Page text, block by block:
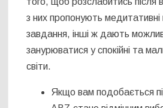
з них пропонують медитативні
завдання, інші ж дають
занурюватися у спокійні та
світи.
Якщо вам подобається